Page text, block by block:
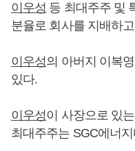
이우성 등 최대주주 및
분율로 회사를 지배하
이우성의 아버지 이복
있다.
이우성이 사장으로 있
최대주주는 SGC에너